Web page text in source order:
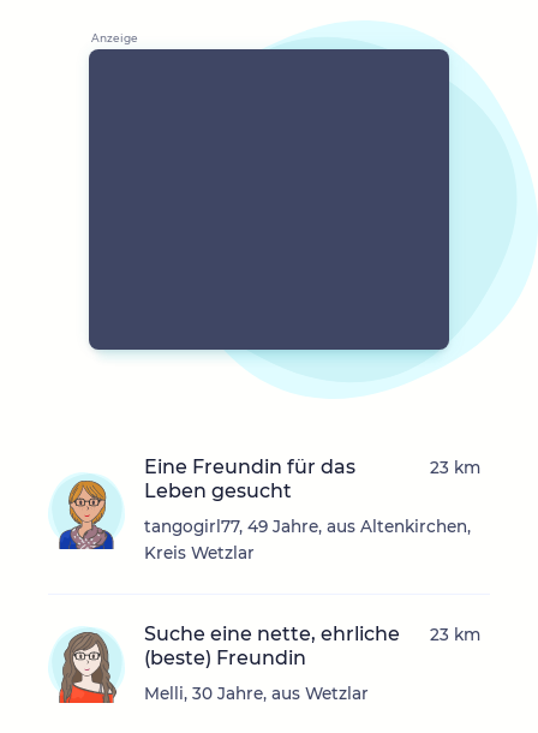
Eine Freundin für das
Leben gesucht
tangogirl77, 49 Jahre, aus Altenkirchen,
Kreis Wetzlar
23 km
Suche eine nette, ehrliche
(beste) Freundin
Melli, 30 Jahre, aus Wetzlar
23 km